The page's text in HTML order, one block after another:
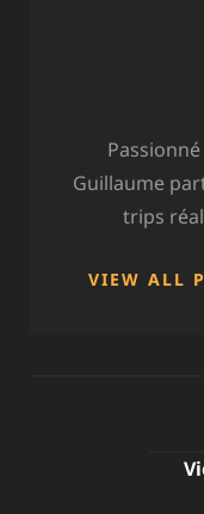
Guillaume
trips
VIEW ALL